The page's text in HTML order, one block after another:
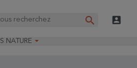
search account_box
NATURE 